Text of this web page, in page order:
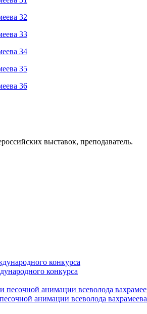
выставок, преподаватель.
конкурса
анимации всеволода вахрамеева